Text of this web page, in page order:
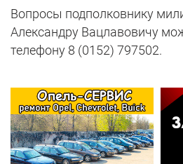
Вопросы подполковнику
Александру Вацлавовичу
телефону 8 (0152) 797502.